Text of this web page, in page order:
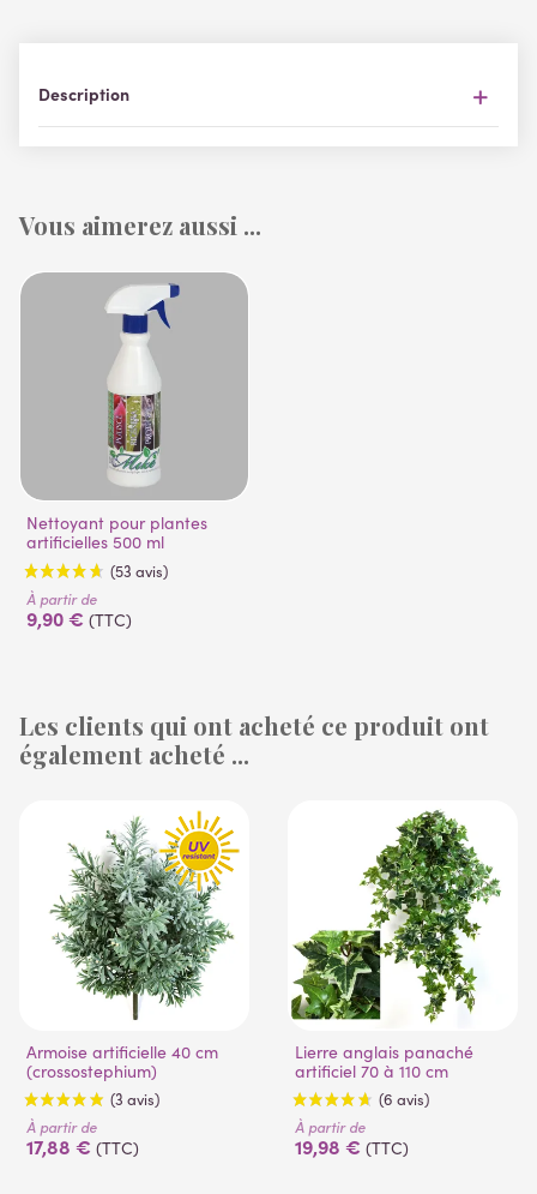
Description
Vous aimerez aussi ...
Nettoyant pour plantes
artificielles 500 ml
À partir de
9,90 € (TTC)
Les clients qui ont acheté ce produit ont
également acheté ...
Armoise artificielle 40 cm
(crossostephium)
À partir de
17,88 € (TTC)
Lierre anglais panaché
artificiel 70 à 110 cm
À partir de
19,98 € (TTC)